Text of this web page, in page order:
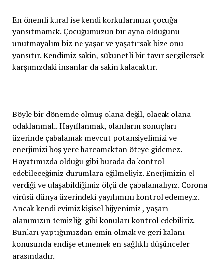
En önemli kural ise kendi korkularımızı çocuğa
yansıtmamak. Çocuğumuzun bir ayna olduğunu
unutmayalım biz ne yaşar ve yaşatırsak bize onu
yansıtır. Kendimiz sakin, sükunetli bir tavır sergilersek
karşımızdaki insanlar da sakin kalacaktır.
Böyle bir dönemde olmuş olana değil, olacak olana
odaklanmalı. Hayıflanmak, olanların sonuçları
üzerinde çabalamak mevcut potansiyelimizi ve
enerjimizi boş yere harcamaktan öteye gidemez.
Hayatımızda olduğu gibi burada da kontrol
edebileceğimiz durumlara eğilmeliyiz. Enerjimizin el
verdiği ve ulaşabildiğimiz ölçü de çabalamalıyız. Corona
virüsü dünya üzerindeki yayılımını kontrol edemeyiz.
Ancak kendi evimiz kişisel hijyenimiz , yaşam
alanımızın temizliği gibi konuları kontrol edebiliriz.
Bunları yaptığımızdan emin olmak ve geri kalanı
konusunda endişe etmemek en sağlıklı düşünceler
arasındadır.